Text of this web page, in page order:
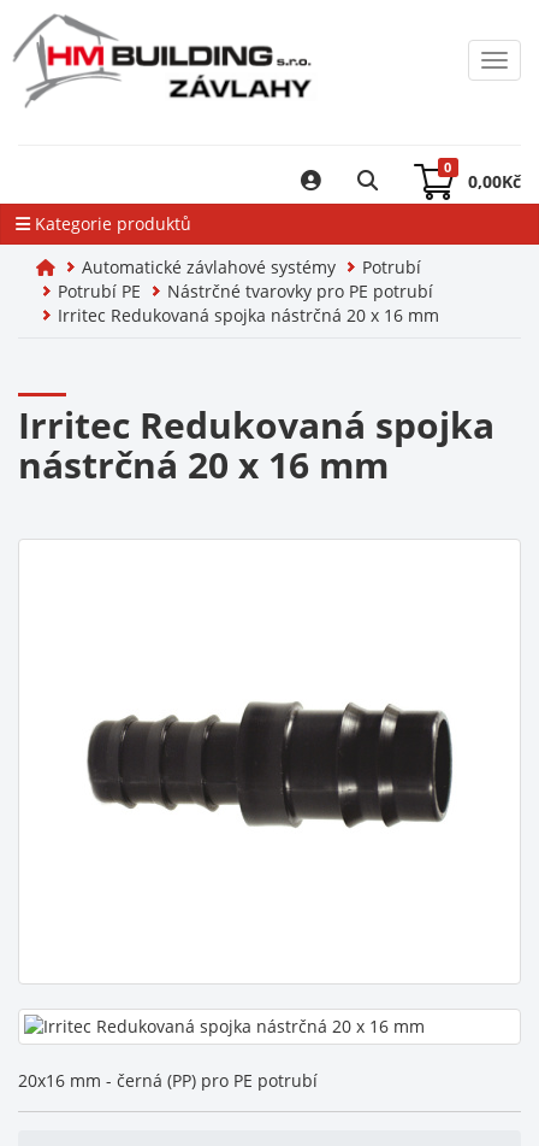
0
0,00Kč
Kategorie produktů
Automatické závlahové systémy
Potrubí
Potrubí PE
Nástrčné tvarovky pro PE potrubí
Irritec Redukovaná spojka nástrčná 20 x 16 mm
Irritec Redukovaná spojka
nástrčná 20 x 16 mm
20x16 mm - černá (PP) pro PE potrubí